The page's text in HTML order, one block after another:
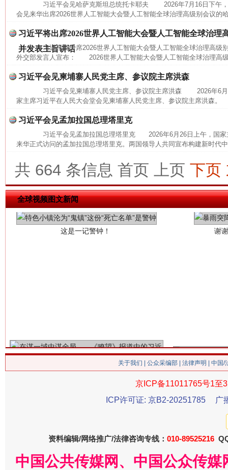
习近平会见哈萨克斯坦总统托卡耶夫 2026年7月16日下午，
会见来华出席2026世界人工智能大会暨人工智能全球治理高级别会议的
习近平将出席2026世界人工智能大会暨人工智能全球治理
并发表主旨讲话
习近平将出席2026世界人工智能大会暨人工智能全球治理高
外交部发言人宣布： 2026世界人工智能大会暨人工智能全球治理高
习近平会见柬埔寨人民党主席、参议院主席洪森
习近平会见柬埔寨人民党主席、参议院主席洪森 2026年6月
家主席习近平在人民大会堂会见柬埔寨人民党主席、参议院主席洪森
习近平会见孟加拉国总理塔里克
习近平会见孟加拉国总理塔里克 2026年6月26日上午，国家
来华正式访问的孟加拉国总理塔里克。两国领导人共同宣布构建新时代
共 664 条信息 首页 上页 下页
全球视频图文新闻
网上购药对药下症？
这是一记警钟！ 谢
习近平的博鳌关键词
魏明亮
关于我们 公众采编部 法律声明 | 中国
京ICP备11011765号1至
ICP许可证: 京B2-20251785
广
资料编辑/网络推广/法律咨询专线： 010-89525216
中国公共传媒网、中国公众传